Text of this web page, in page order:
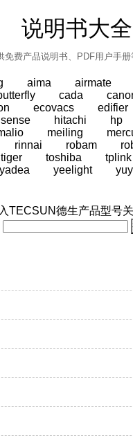
说明书大全
免费产品说明书、PDF用户手册
aima airmate
cada
ecovacs edifier
hitachi hp
meiling
rinnai robam
tiger toshiba tplink
yadea yeelight
TECSUN德生产品型号关